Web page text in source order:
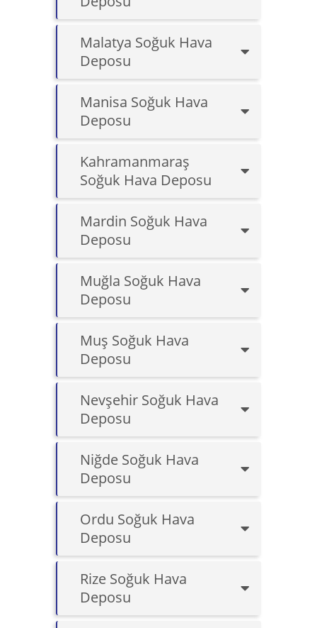
Malatya Soğuk Hava
Deposu
Manisa Soğuk Hava
Deposu
Kahramanmaraş
Soğuk Hava Deposu
Mardin Soğuk Hava
Deposu
Muğla Soğuk Hava
Deposu
Muş Soğuk Hava
Deposu
Nevşehir Soğuk Hava
Deposu
Niğde Soğuk Hava
Deposu
Ordu Soğuk Hava
Deposu
Rize Soğuk Hava
Deposu